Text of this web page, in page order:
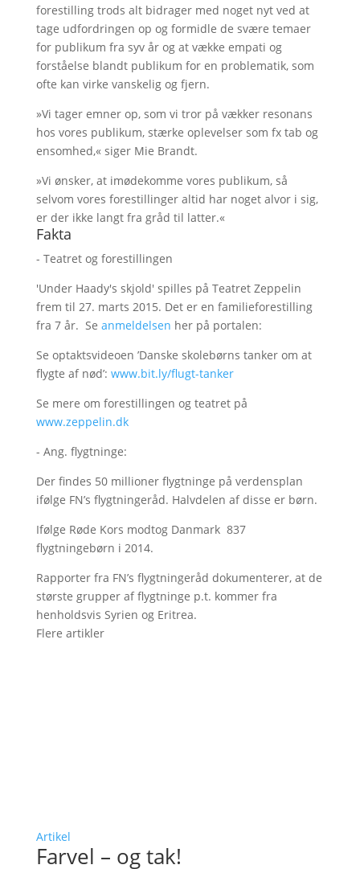
forestilling trods alt bidrager med noget nyt ved at
tage udfordringen op og formidle de svære temaer
for publikum fra syv år og at vække empati og
forståelse blandt publikum for en problematik, som
ofte kan virke vanskelig og fjern.
»Vi tager emner op, som vi tror på vækker resonans
hos vores publikum, stærke oplevelser som fx tab og
ensomhed,« siger Mie Brandt.
»Vi ønsker, at imødekomme vores publikum, så
selvom vores forestillinger altid har noget alvor i sig,
er der ikke langt fra gråd til latter.«
Fakta
- Teatret og forestillingen
'Under Haady's skjold' spilles på Teatret Zeppelin
frem til 27. marts 2015. Det er en familieforestilling
fra 7 år. Se anmeldelsen her på portalen:
Se optaktsvideoen ’Danske skolebørns tanker om at
flygte af nød’: www.bit.ly/flugt-tanker
Se mere om forestillingen og teatret på
www.zeppelin.dk
- Ang. flygtninge:
Der findes 50 millioner flygtninge på verdensplan
ifølge FN’s flygtningeråd. Halvdelen af disse er børn.
Ifølge Røde Kors modtog Danmark 837
flygtningebørn i 2014.
Rapporter fra FN’s flygtningeråd dokumenterer, at de
største grupper af flygtninge p.t. kommer fra
henholdsvis Syrien og Eritrea.
Flere artikler
Artikel
Farvel – og tak!